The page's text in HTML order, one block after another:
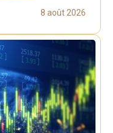
8 août 2026